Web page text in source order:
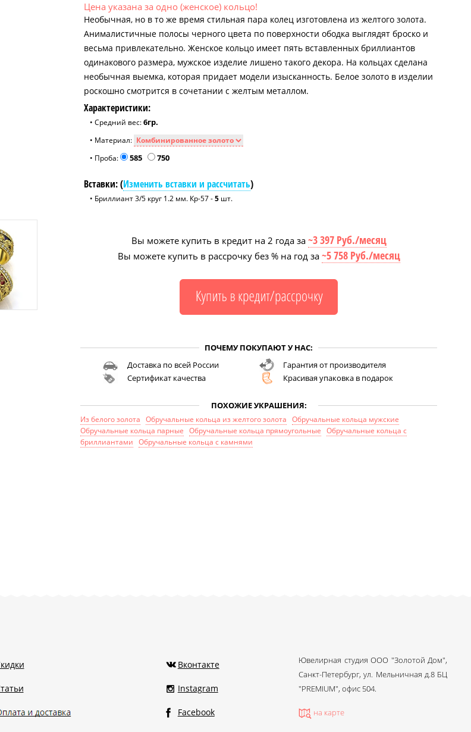
Цена указана за одно (женское) кольцо!
Необычная, но в то же время стильная пара колец изготовлена из желтого золота.
Анималистичные полосы черного цвета по поверхности ободка выглядят броско и
весьма привлекательно. Женское кольцо имеет пять вставленных бриллиантов
одинакового размера, мужское изделие лишено такого декора. На кольцах сделана
необычная выемка, которая придает модели изысканность. Белое золото в изделии
роскошно смотрится в сочетании с желтым металлом.
Характеристики:
• Средний вес:6гр.
• Материал:
• Проба:
585 750
Вставки: (Изменить вставки и рассчитать)
• Бриллиант 3/5 круг 1.2 мм. Кр-57 -5 шт.
Вы можете купить в кредит на 2 года за ~3 397 Руб./месяц
Вы можете купить в рассрочку без % на год за ~5 758 Руб./месяц
ПОЧЕМУ ПОКУПАЮТ У НАС:
Доставка по всей России
Гарантия от производителя
Сертификат качества
Красивая упаковка в подарок
ПОХОЖИЕ УКРАШЕНИЯ:
Из белого золота Обручальные кольца из желтого золота Обручальные кольца мужские
Обручальные кольца парные Обручальные кольца прямоугольные Обручальные кольца с
бриллиантами Обручальные кольца с камнями
Вконтакте
Instagram
Facebook
Ювелирная студия ООО "Золотой Дом",
Санкт-Петербург, ул. Мельничная д.8 БЦ
"PREMIUM", офис 504.
на карте